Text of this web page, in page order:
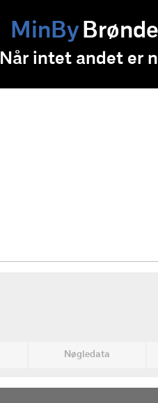
MinBy
Når intet andet er
Nøgledata